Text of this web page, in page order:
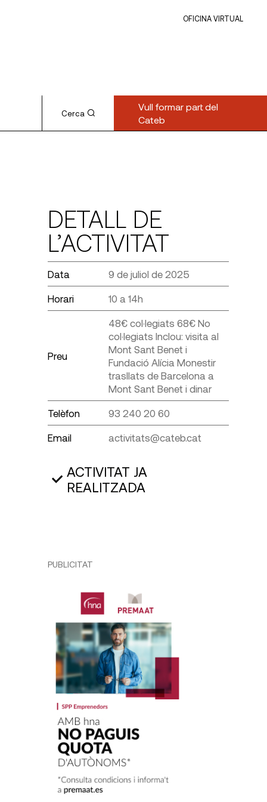
OFICINA VIRTUAL
Cerca
Vull formar part del
Cateb
DETALL DE
L’ACTIVITAT
Data 9 de juliol de 2025
Horari 10 a 14h
Preu
48€ col·legiats 68€ No
col·legiats Inclou: visita al
Mont Sant Benet i
Fundació Alícia Monestir
trasllats de Barcelona a
Mont Sant Benet i dinar
Telèfon 93 240 20 60
Email activitats@cateb.cat
ACTIVITAT JA
REALITZADA
PUBLICITAT